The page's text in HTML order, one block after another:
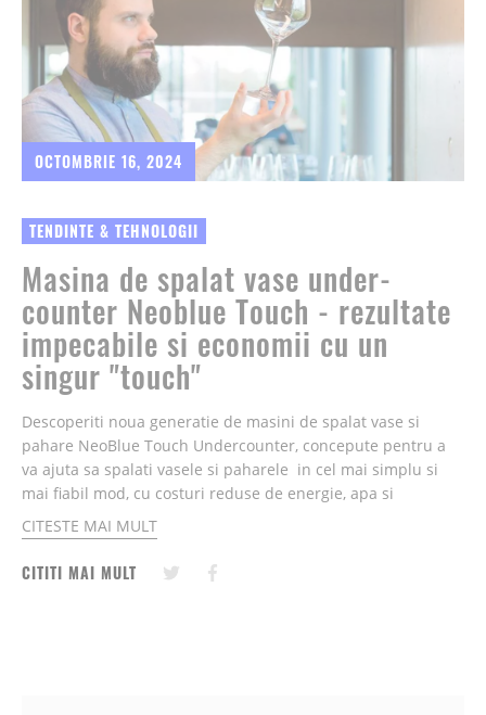
OCTOMBRIE 16, 2024
TENDINTE & TEHNOLOGII
Masina de spalat vase under-
counter Neoblue Touch - rezultate
impecabile si economii cu un
singur "touch"
Descoperiti noua generatie de masini de spalat vase si
pahare NeoBlue Touch Undercounter, concepute pentru a
va ajuta sa spalati vasele si paharele in cel mai simplu si
mai fiabil mod, cu costuri reduse de energie, apa si
detergenti. ...
CITESTE MAI MULT
CITITI MAI MULT